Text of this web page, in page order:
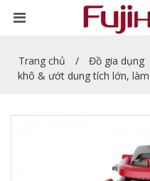
Trang chủ Đồ gia dụng
khô & ướt dung tích lớn,